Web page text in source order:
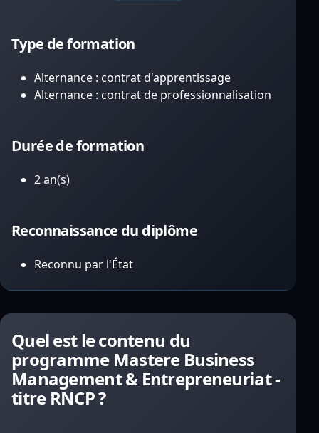
Type de formation
Alternance : contrat d'apprentissage
Alternance : contrat de professionnalisation
Durée de formation
2 an(s)
Reconnaissance du diplôme
Reconnu par l'État
Quel est le contenu du
programme Mastere Business
Management & Entrepreneuriat -
titre RNCP ?